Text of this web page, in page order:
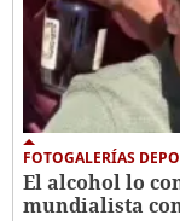
FOTOGALERÍAS
El alcohol lo
mundialista